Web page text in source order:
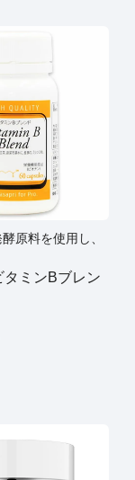
原料を使用し、
タミンBブレン